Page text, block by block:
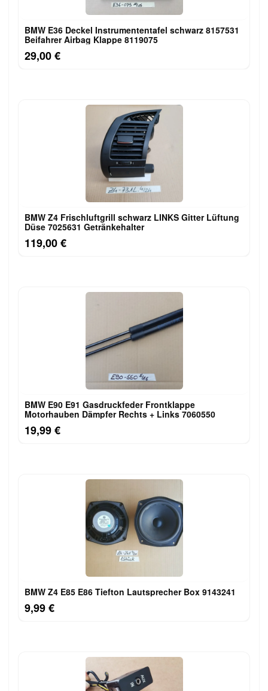
BMW E36 Deckel Instrumententafel schwarz 8157531
Beifahrer Airbag Klappe 8119075
29,00 €
BMW Z4 Frischluftgrill schwarz LINKS Gitter Lüftung
Düse 7025631 Getränkehalter
119,00 €
BMW E90 E91 Gasdruckfeder Frontklappe
Motorhauben Dämpfer Rechts + Links 7060550
19,99 €
BMW Z4 E85 E86 Tiefton Lautsprecher Box 9143241
9,99 €